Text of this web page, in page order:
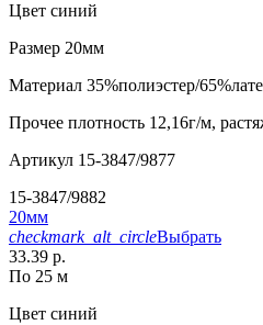
Цвет синий
Размер 20мм
Материал 35%полиэстер/
Прочее плотность 12,16г/м,
Артикул 15-3847/9877
15-3847/9882
20мм
checkmark_alt_circleВыбрать
33.39 р.
По 25 м
Цвет синий